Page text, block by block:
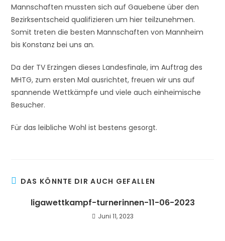
Mannschaften mussten sich auf Gauebene über den
Bezirksentscheid qualifizieren um hier teilzunehmen.
Somit treten die besten Mannschaften von Mannheim
bis Konstanz bei uns an.
Da der TV Erzingen dieses Landesfinale, im Auftrag des
MHTG, zum ersten Mal ausrichtet, freuen wir uns auf
spannende Wettkämpfe und viele auch einheimische
Besucher.
Für das leibliche Wohl ist bestens gesorgt.
DAS KÖNNTE DIR AUCH GEFALLEN
ligawettkampf-turnerinnen-11-06-2023
Juni 11, 2023